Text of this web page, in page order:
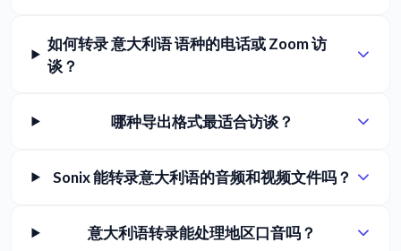
如何转录 意大利语 语种的电话或 Zoom 访
谈？
哪种导出格式最适合访谈？
Sonix 能转录意大利语的音频和视频文件吗？
意大利语转录能处理地区口音吗？